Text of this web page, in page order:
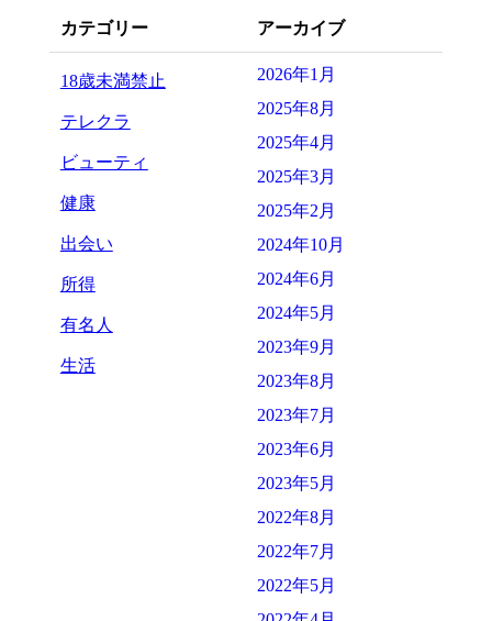
カテゴリー
18歳未満禁止
テレクラ
ビューティ
健康
出会い
所得
有名人
生活
アーカイブ
2026年1月
2025年8月
2025年4月
2025年3月
2025年2月
2024年10月
2024年6月
2024年5月
2023年9月
2023年8月
2023年7月
2023年6月
2023年5月
2022年8月
2022年7月
2022年5月